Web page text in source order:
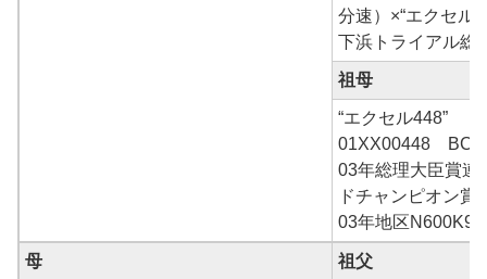
分速）×“エクセル
下浜トライアル総
祖母
“エクセル448”
01XX00448 BC
03年総理大臣賞連
ドチャンピオン賞
03年地区
母 祖父